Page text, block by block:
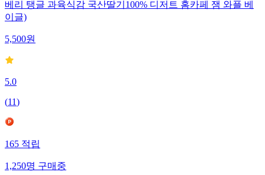
베리 탱글 과육식감 국산딸기100% 디저트 홈카페 잼 와플 베
이글)
5,500원
5.0
(11)
165적립
1,250명구매중